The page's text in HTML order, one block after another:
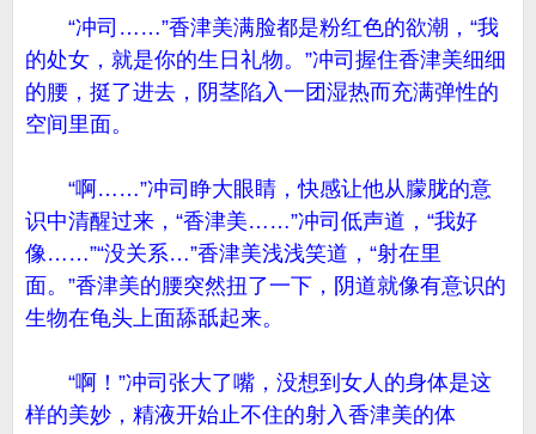
“冲司……”香津美满脸都是粉红色的欲潮，“我
的处女，就是你的生日礼物。”冲司握住香津美细细
的腰，挺了进去，阴茎陷入一团湿热而充满弹性的
空间里面。
“啊……”冲司睁大眼睛，快感让他从朦胧的意
识中清醒过来，“香津美……”冲司低声道，“我好
像……”“没关系…”香津美浅浅笑道，“射在里
面。”香津美的腰突然扭了一下，阴道就像有意识的
生物在龟头上面舔舐起来。
“啊！”冲司张大了嘴，没想到女人的身体是这
样的美妙，精液开始止不住的射入香津美的体